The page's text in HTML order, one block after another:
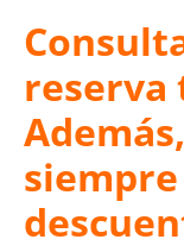
reserva